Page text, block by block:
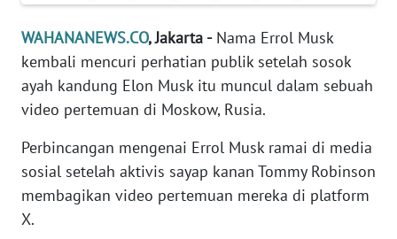
WAHANANEWS.CO, Jakarta -Nama Errol Musk
kembali mencuri perhatian publik setelah sosok
ayah kandung Elon Musk itu muncul dalam sebuah
video pertemuan di Moskow, Rusia.
Perbincangan mengenai Errol Musk ramai di media
sosial setelah aktivis sayap kanan Tommy Robinson
membagikan video pertemuan mereka di platform
X.
Informasi
INDEKS
BERITA
KONTAK
INFO
IKLAN